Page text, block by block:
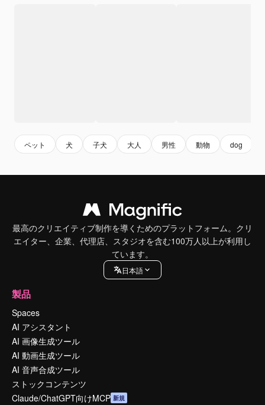
ペット 犬 子犬 大人 男性 動物 dog
最高のクリエイティブ制作を導くためのプラットフォーム。クリ
エイター、企業、代理店、スタジオを含む100万人以上が利用し
ています。
日本語
製品
Spaces
AI アシスタント
AI 画像生成ツール
AI 動画生成ツール
AI 音声合成ツール
ストックコンテンツ
Claude/ChatGPT向けMCP 新規